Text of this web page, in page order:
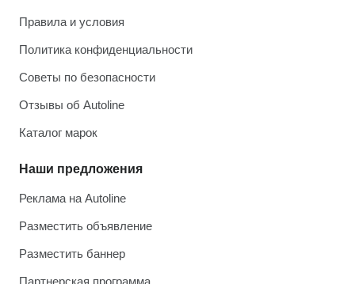
Правила и условия
Политика конфиденциальности
Советы по безопасности
Отзывы об Autoline
Каталог марок
Наши предложения
Реклама на Autoline
Разместить объявление
Разместить баннер
Партнерская программа